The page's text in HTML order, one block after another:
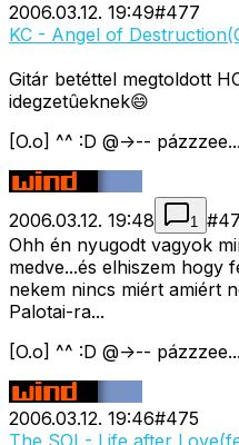
2006.03.12. 19:49#477
KC - Angel of
Gitár betéttel megtoldott
idegzetûeknek😄
[O.o] ^^ :D @->-- pázzzee...
2006.03.12. 19:48 1 #
Ohh én nyugodt vagyok
medve...és elhiszem hogy
nekem nincs miért amiért
Palotai-ra...
[O.o] ^^ :D @->-- pázzzee...
2006.03.12. 19:46#475